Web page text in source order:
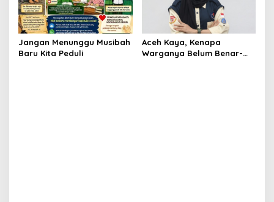
Jangan Menunggu Musibah
Baru Kita Peduli
Aceh Kaya, Kenapa
Warganya Belum Benar-